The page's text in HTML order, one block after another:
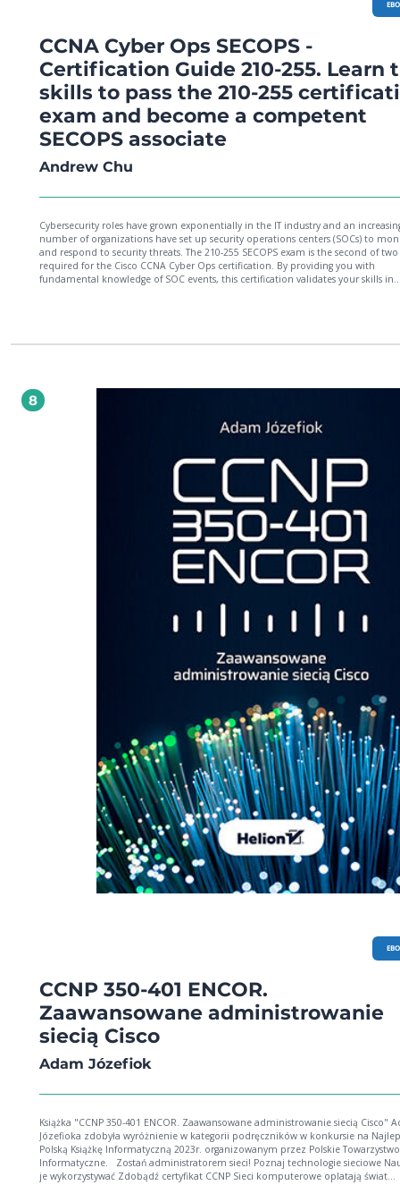
CCNA Cyber Ops SECOPS -
Certification Guide 210-255. Learn
skills to pass the 210-255
exam and become a competent
SECOPS associate
Andrew Chu
Cybersecurity roles have grown exponentially in the IT industry and an
number of organizations have set up security operations centers (SOCs) to
and respond to security threats. The 210-255 SECOPS exam is the second of
required for the Cisco CCNA Cyber Ops certification. By providing you with
fundamental knowledge of SOC events, this certification validates your skills in
will then guide you through vocabulary and techniques for analyzing data
inaccessible (non-technical) examples. You'll be able to build on your
you learn through examples and practice questions, and finally test your
with two mock exams that allow you to put what you’ve learned to the test.By
end of this book, you'll have the skills to confidently pass the SECOPS 210-255
8
CCNP 350-401 ENCOR.
Zaawansowane administrowanie
siecią Cisco
Adam Józefiok
Książka "CCNP 350-401 ENCOR. Zaawansowane administrowanie siecią Cisco"
Józefioka zdobyła wyróżnienie w kategorii podręczników w konkursie na
Polską Książkę Informatyczną 2023r. organizowanym przez Polskie Towarzystwo
Informatyczne. Zostań administratorem sieci! Poznaj technologie sieciowe Naucz się
je wykorzystywać Zdobądź certyfikat CCNP Sieci komputerowe oplatają świat